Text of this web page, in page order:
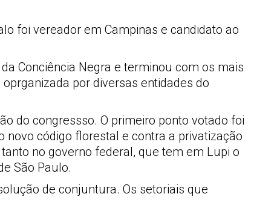
foi vereador em Campinas e candidato ao
Conciência Negra e terminou com os mais
por diversas entidades do
do congressso. O primeiro ponto votado foi
código florestal e contra a privatização
no governo federal, que tem em Lupi o
São Paulo.
de conjuntura. Os setoriais que